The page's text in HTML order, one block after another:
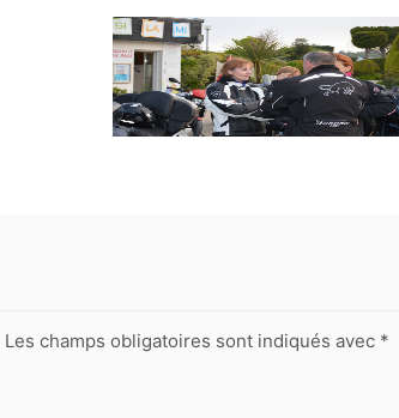
Les champs obligatoires sont indiqués avec *